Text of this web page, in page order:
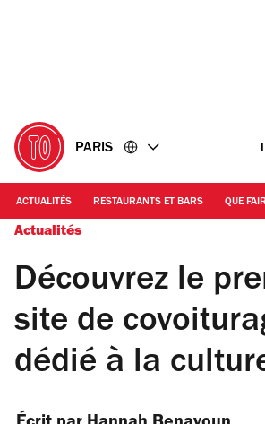
PARIS
ACTUALITÉS RESTAURANTS ET BARS QUE
Actualités
Découvrez le
site de
dédié à la